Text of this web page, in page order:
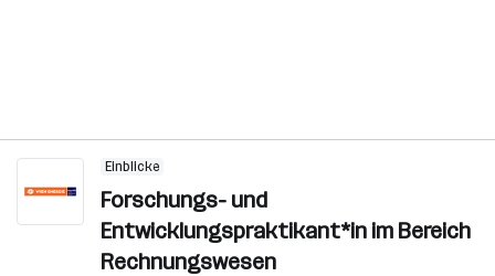
Einblicke
Forschungs- und
Entwicklungspraktikant*in im Bereich
Rechnungswesen